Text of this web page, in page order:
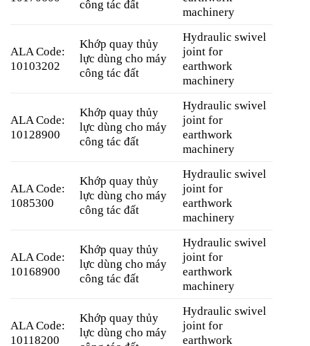
công tác đất
machinery
ALA Code:
10103202
Khớp quay thủy
lực dùng cho máy
công tác đất
Hydraulic swivel
joint for
earthwork
machinery
ALA Code:
10128900
Khớp quay thủy
lực dùng cho máy
công tác đất
Hydraulic swivel
joint for
earthwork
machinery
ALA Code:
1085300
Khớp quay thủy
lực dùng cho máy
công tác đất
Hydraulic swivel
joint for
earthwork
machinery
ALA Code:
10168900
Khớp quay thủy
lực dùng cho máy
công tác đất
Hydraulic swivel
joint for
earthwork
machinery
ALA Code:
10118200
Khớp quay thủy
lực dùng cho máy
Hydraulic swivel
joint for
earthwork